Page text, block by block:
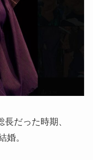
だった時期、
婚。